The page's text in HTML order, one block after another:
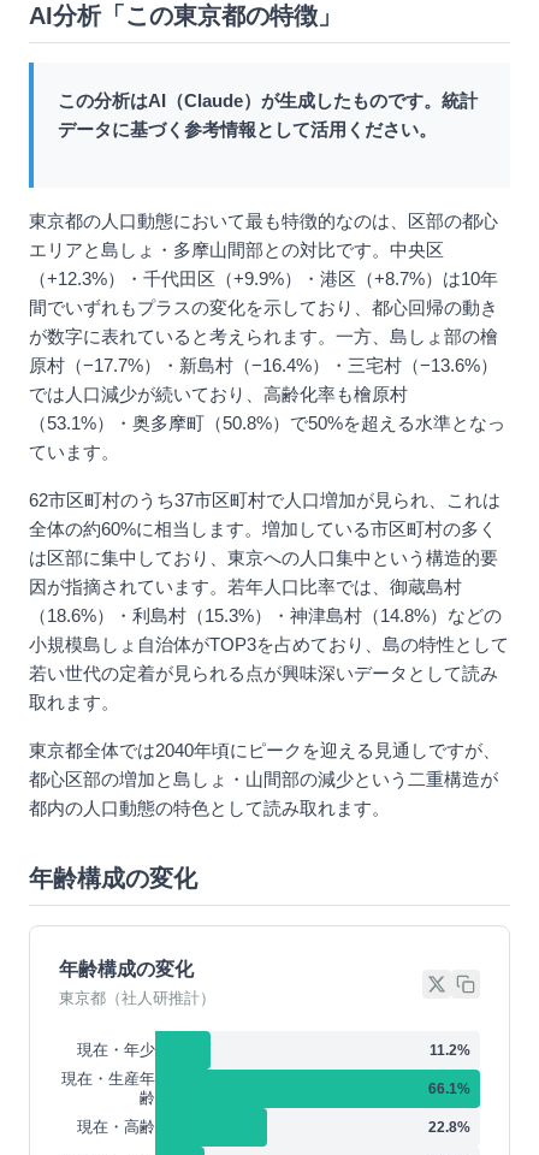
AI分析「この東京都の特徴」
この分析はAI（Claude）が生成したものです。統計
データに基づく参考情報として活用ください。
東京都の人口動態において最も特徴的なのは、区部の都心
エリアと島しょ・多摩山間部との対比です。中央区
（+12.3%）・千代田区（+9.9%）・港区（+8.7%）は10年
間でいずれもプラスの変化を示しており、都心回帰の動き
が数字に表れていると考えられます。一方、島しょ部の檜
原村（−17.7%）・新島村（−16.4%）・三宅村（−13.6%）
では人口減少が続いており、高齢化率も檜原村
（53.1%）・奥多摩町（50.8%）で50%を超える水準となっ
ています。
62市区町村のうち37市区町村で人口増加が見られ、これは
全体の約60%に相当します。増加している市区町村の多く
は区部に集中しており、東京への人口集中という構造的要
因が指摘されています。若年人口比率では、御蔵島村
（18.6%）・利島村（15.3%）・神津島村（14.8%）などの
小規模島しょ自治体がTOP3を占めており、島の特性として
若い世代の定着が見られる点が興味深いデータとして読み
取れます。
東京都全体では2040年頃にピークを迎える見通しですが、
都心区部の増加と島しょ・山間部の減少という二重構造が
都内の人口動態の特色として読み取れます。
年齢構成の変化
年齢構成の変化
東京都（社人研推計）
現在・年少 11.2%
現在・生産年
齢
66.1%
現在・高齢 22.8%